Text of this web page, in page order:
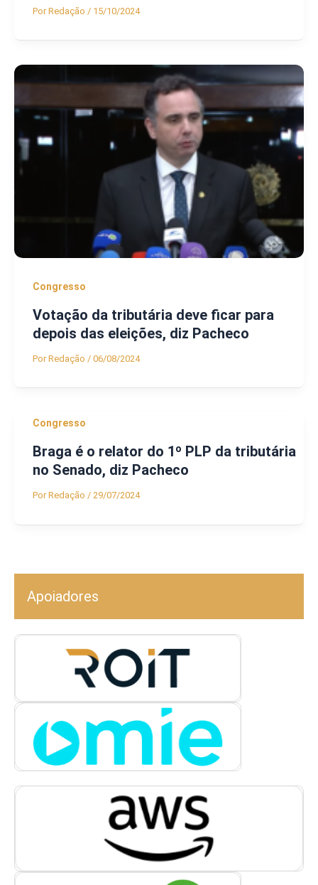
PorRedação / 15/10/2024
Congresso
Votação da tributária deve ficar para
depois das eleições, diz Pacheco
PorRedação / 06/08/2024
Congresso
Braga é o relator do 1º PLP da tributária
no Senado, diz Pacheco
PorRedação / 29/07/2024
Apoiadores